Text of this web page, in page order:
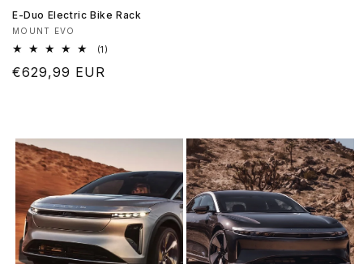
E-Duo Electric Bike Rack
Produttore:
MOUNT EVO
(1)
Prezzo
€629,99 EUR